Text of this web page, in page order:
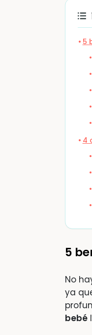
5
4
5
No
ya
bebé